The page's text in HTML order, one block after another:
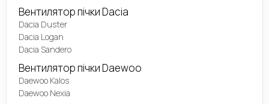
Вентилятор пічки Dacia
Dacia Duster
Dacia Logan
Dacia Sandero
Вентилятор пічки Daewoo
Daewoo Kalos
Daewoo Nexia